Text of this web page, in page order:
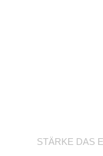
STÄRKE DAS